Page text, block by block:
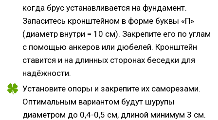
когда брус устанавливается на фундамент.
Запаситесь кронштейном в форме буквы «П»
(диаметр внутри = 10 см). Закрепите его по углам
с помощью анкеров или дюбелей. Кронштейн
ставится и на длинных сторонах беседки для
надёжности.
Установите опоры и закрепите их саморезами.
Оптимальным вариантом будут шурупы
диаметром до 0,4-0,5 см, длиной минимум 3 см.